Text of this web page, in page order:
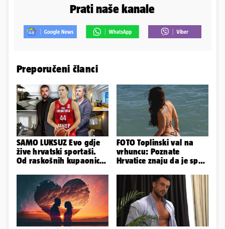
Prati naše kanale
Preporučeni članci
SAMO LUKSUZ Evo gdje
žive hrvatski sportaši.
Od raskošnih kupaonica
FOTO Toplinski val na
vrhuncu: Poznate
Hrvatice znaju da je spas